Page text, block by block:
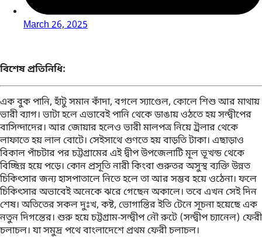
March 26, 2025
বিশেষ প্রতিনিধি:
এক বুক পানি, হাঁটু সমান কাঁদা, বগলে স্যাণ্ডেল, কোলে শিশু আর মাথায়
ভারী ব্যাগ। ভাটা হলে এভাবেই পানি থেকে ডাঙায় ওঠতে হয় সন্দ্বীপের
বাসিন্দাদের। আর জোয়ার হলেও ভারী মালপত্র নিয়ে ট্রলার থেকে
লাফাতে হয় লাল বোটে। সেইসাথে গুণতে হয় বাড়তি টাকা। এছাড়াও
বিকাল পাঁচটার পর চট্টগ্রামের এই দ্বীপ উপজেলাটি মূল ভূখন্ড থেকে
বিচ্ছিন্ন হয়ে পড়ে। কোন প্রসূতি নারী কিংবা গুরুতর অসুস্থ ব্যক্তি উন্নত
চিকিৎসার জন্য হাসপাতালে নিতে হলে তা আর সম্ভব হয়ে ওঠেনা। ফলে
চিকিৎসার অভাবেই অনেকে ঝরে গেছেন অকালে। তবে এখন সেই দিন
শেষ। অতিতের সকল দুঃখ, কষ্ট, ভোগান্তির ইতি টেনে সূচনা হয়েছে এক
নতুন দিগন্তের। শুরু হয়ে চট্টগ্রাম-সন্দ্বীপ নৌ রুটে (সন্দ্বীপ চ্যানেল) ফেরী
চলাচল। যা সমুদ্র পথে বাংলাদেশে প্রথম ফেরী চলাচল।